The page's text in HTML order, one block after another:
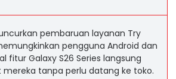
pembaruan layanan Try
pengguna Android dan
fitur Galaxy S26 Series langsung
mereka tanpa perlu datang ke toko.